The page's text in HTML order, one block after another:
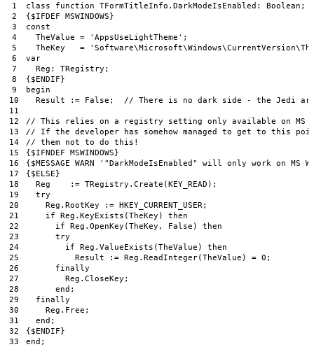
1
2
3
4
5
6
7
8
9
10
11
12
13
14
15
16
17
18
19
20
21
22
23
24
25
26
27
28
29
30
31
32
33
class function TFormTitleInfo . DarkModeIsEnabled : Boolean ;
{$IFDEF MSWINDOWS}
const
TheValue
= 'AppsUseLightTheme' ;
TheKey
=
var
Reg: TRegistry;
{$ENDIF}
begin
Result := False;  // There is no dark side - the Jedi
// This relies on a registry setting only available on MS
// If the developer has somehow managed to get to this
// them not to do this!
{$IFNDEF MSWINDOWS}
{$MESSAGE WARN ' "DarkModeIsEnabled" will only work on MS
{$ELSE}
Reg
: = TRegistry . Create (KEY_READ ) ;
try
Reg . RootKey : = HKEY_CURRENT_USER ;
if
Reg . KeyExists (TheKey )
then
if
Reg . OpenKey (TheKey , False )
then
try
if
Reg . ValueExists (TheValue )
then
Result
: = Reg . ReadInteger(TheValue ) = 0 ;
finally
Reg . CloseKey ;
end ;
finally
Reg . Free ;
end ;
{$ENDIF}
end ;